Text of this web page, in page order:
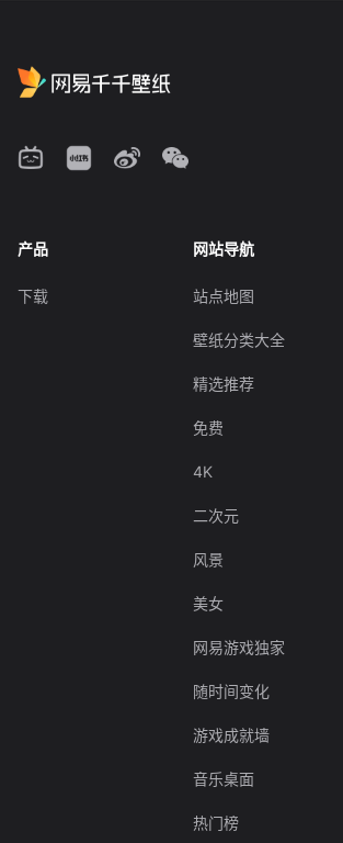
产品
下载
网站导航
站点地图
壁纸分类大全
精选推荐
免费
4K
二次元
风景
美女
网易游戏独家
随时间变化
游戏成就墙
音乐桌面
热门榜